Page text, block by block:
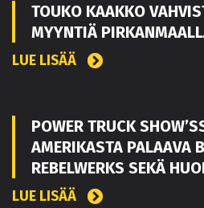
TOUKO KAAKKO
MYYNTIÄ
LUE LISÄÄ
POWER TRUCK
AMERIKASTA PALAAVA
REBELWERKS SEKÄ
LUE LISÄÄ